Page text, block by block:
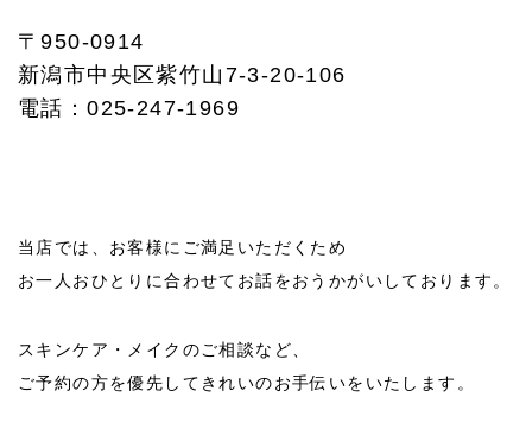
回
2021/10/17
〒950-0914
新潟市中央区紫竹山7-3-20-106
電話：025-247-1969
当店では、お客様にご満足いただくため
お一人おひとりに合わせてお話をおうかがいしております。
スキンケア・メイクのご相談など、
ご予約の方を優先してきれいのお手伝いをいたします。